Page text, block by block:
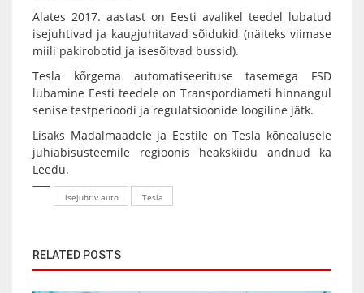
Alates 2017. aastast on Eesti avalikel teedel lubatud
isejuhtivad ja kaugjuhitavad sõidukid (näiteks viimase
miili pakirobotid ja isesõitvad bussid).
Tesla kõrgema automatiseerituse tasemega FSD
lubamine Eesti teedele on Transpordiameti hinnangul
senise testperioodi ja regulatsioonide loogiline jätk.
Lisaks Madalmaadele ja Eestile on Tesla kõnealusele
juhiabisüsteemile regioonis heakskiidu andnud ka
Leedu.
isejuhtiv auto Tesla
RELATED POSTS